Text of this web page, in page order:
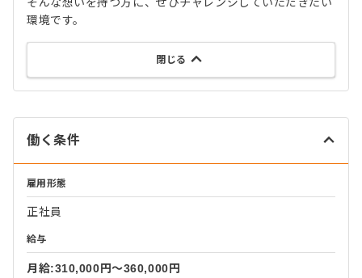
そんな想いを持つ方に、ぜひチャレンジしていただきたい
環境です。
閉じる
働く条件
雇用形態
正社員
給与
月給:310,000円〜360,000円